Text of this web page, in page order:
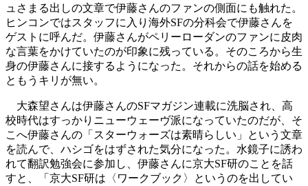
ュさまる出しの文章で伊藤さんのファンの側面にも触れた。
ヒンコンではスタッフに入り海外SFの分科会で伊藤さんを
ゲストに呼んだ。伊藤さんがペリーローダンのファンに皮肉
な言葉をかけていたのが印象に残っている。そのころから生
身の伊藤さんに接するようになった。それからの話を始める
ともうキリが無い。
大森望さんは伊藤さんのSFマガジン連載に洗脳され、高
校時代はすっかりニューウェーヴ派になっていたのだが、そ
こへ伊藤さんの「スターウォーズは素晴らしい」という文章
を読んで、ハシゴをはずされた気分になった。水鏡子に誘わ
れて翻訳勉強会に参加し、伊藤さんに京大SF研のことを話
すと、「京大SF研は〈ワークブック〉というのを出してい